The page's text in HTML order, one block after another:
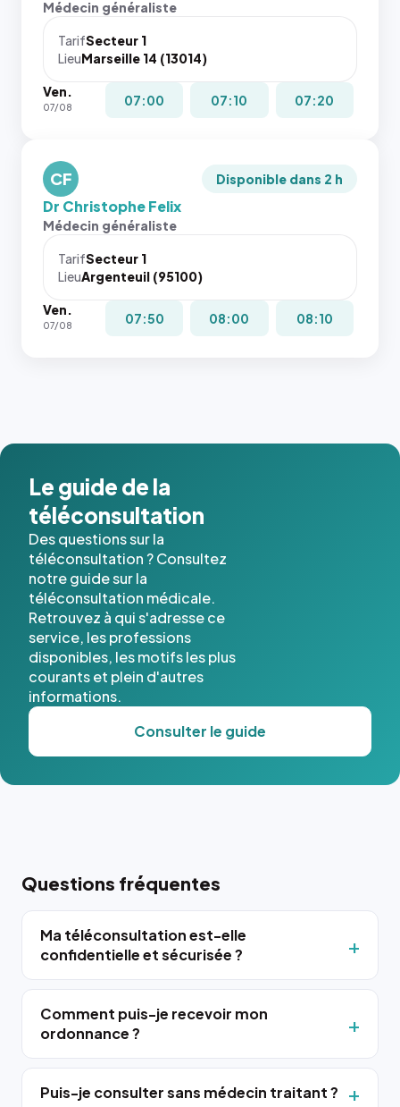
Médecin généraliste
TarifSecteur 1
LieuMarseille 14 (13014)
Ven.
07/08 07:00 07:10 07:20
CF Disponible dans 2 h
Dr Christophe Felix
Médecin généraliste
TarifSecteur 1
LieuArgenteuil (95100)
Ven.
07/08 07:50 08:00 08:10
Le guide de la
téléconsultation
Des questions sur la
téléconsultation ? Consultez
notre guide sur la
téléconsultation médicale.
Retrouvez à qui s'adresse ce
service, les professions
disponibles, les motifs les plus
courants et plein d'autres
informations.
Consulter le guide
Questions fréquentes
Ma téléconsultation est-elle
confidentielle et sécurisée ?
Comment puis-je recevoir mon
ordonnance ?
Puis-je consulter sans médecin traitant ?